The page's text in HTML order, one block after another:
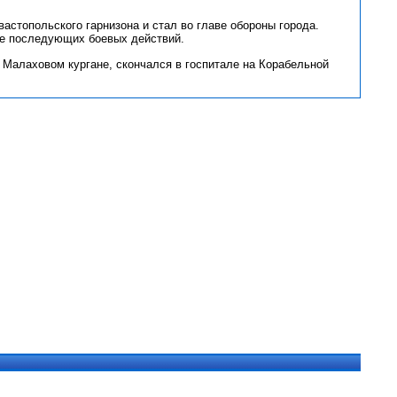
гарнизона и стал во главе обороны города.
последующих боевых действий.
кургане, скончался в госпитале на Корабельной